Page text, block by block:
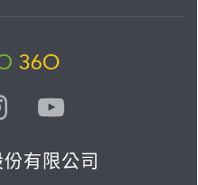
有限公司